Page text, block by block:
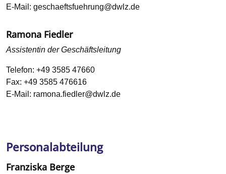
E-Mail: geschaeftsfuehrung@dwlz.de
Ramona Fiedler
Assistentin der Geschäftsleitung
Telefon: +49 3585 47660
Fax: +49 3585 476616
E-Mail: ramona.fiedler@dwlz.de
Personalabteilung
Franziska Berge